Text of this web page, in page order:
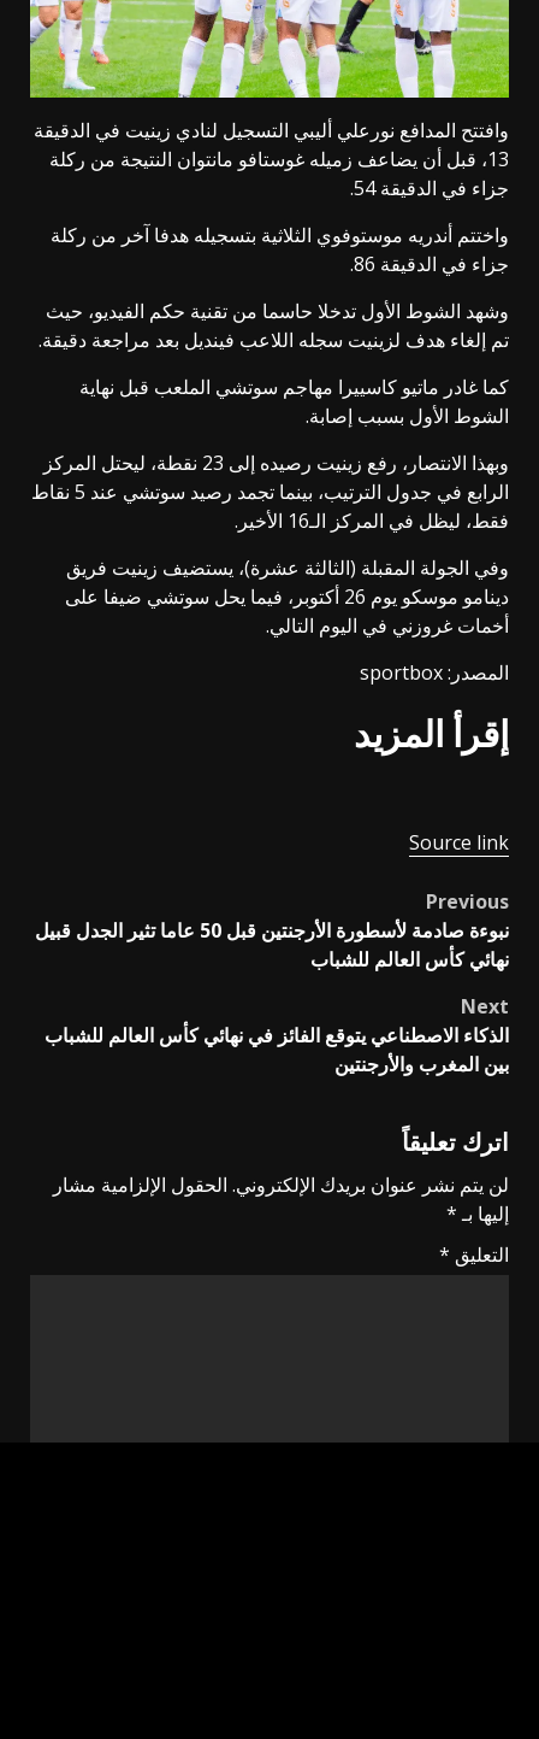
وافتتح المدافع نورعلي أليبي التسجيل لنادي زينيت في الدقيقة
13، قبل أن يضاعف زميله غوستافو مانتوان النتيجة من ركلة
جزاء في الدقيقة 54.
واختتم أندريه موستوفوي الثلاثية بتسجيله هدفا آخر من ركلة
جزاء في الدقيقة 86.
وشهد الشوط الأول تدخلا حاسما من تقنية حكم الفيديو، حيث
تم إلغاء هدف لزينيت سجله اللاعب فينديل بعد مراجعة دقيقة.
كما غادر ماتيو كاسييرا مهاجم سوتشي الملعب قبل نهاية
الشوط الأول بسبب إصابة.
وبهذا الانتصار، رفع زينيت رصيده إلى 23 نقطة، ليحتل المركز
الرابع في جدول الترتيب، بينما تجمد رصيد سوتشي عند 5 نقاط
فقط، ليظل في المركز الـ16 الأخير.
وفي الجولة المقبلة (الثالثة عشرة)، يستضيف زينيت فريق
دينامو موسكو يوم 26 أكتوبر، فيما يحل سوتشي ضيفا على
أخمات غروزني في اليوم التالي.
المصدر: sportbox
إقرأ المزيد
Source link
Post
navigation
Previous
نبوءة صادمة لأسطورة الأرجنتين قبل 50 عاما تثير الجدل قبيل
نهائي كأس العالم للشباب
Next
الذكاء الاصطناعي يتوقع الفائز في نهائي كأس العالم للشباب
بين المغرب والأرجنتين
اترك تعليقاً
لن يتم نشر عنوان بريدك الإلكتروني. الحقول الإلزامية مشار
إليها بـ*
التعليق *